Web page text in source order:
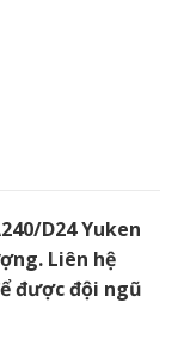
D24 Yuken
Liên hệ
được đội ngũ